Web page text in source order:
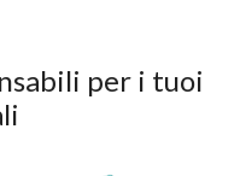
per i tuoi